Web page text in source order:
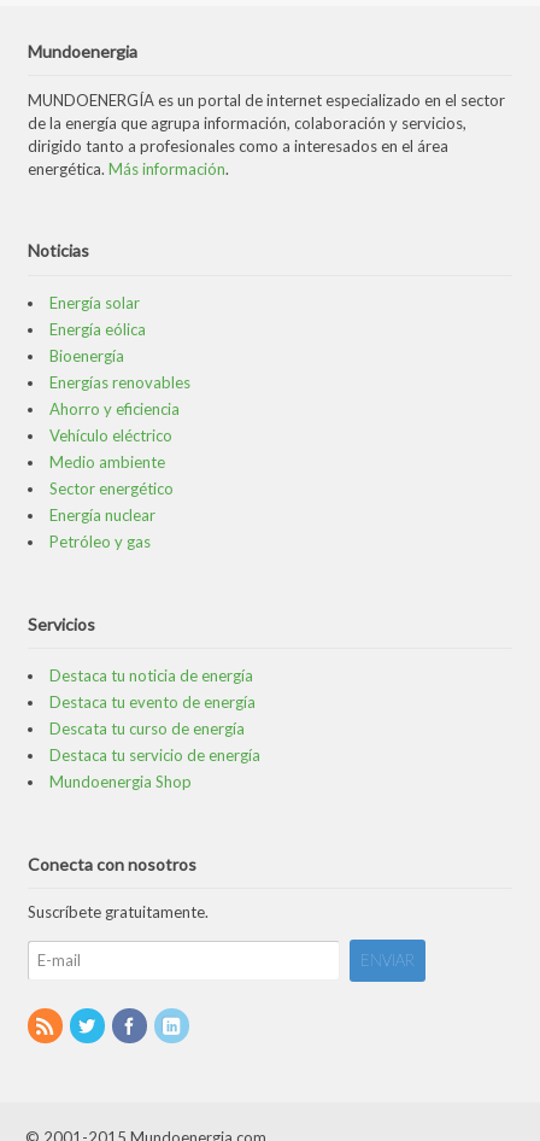
Mundoenergia
MUNDOENERGÍA es un portal de internet especializado en el sector
de la energía que agrupa información, colaboración y servicios,
dirigido tanto a profesionales como a interesados en el área
energética. Más información.
Noticias
Energía solar
Energía eólica
Bioenergía
Energías renovables
Ahorro y eficiencia
Vehículo eléctrico
Medio ambiente
Sector energético
Energía nuclear
Petróleo y gas
Servicios
Destaca tu noticia de energía
Destaca tu evento de energía
Descata tu curso de energía
Destaca tu servicio de energía
Mundoenergia Shop
Conecta con nosotros
Suscríbete gratuitamente.